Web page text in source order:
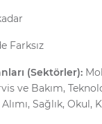
Farksız
(Sektörler):
ve Bakım,
Sağlık, Okul,